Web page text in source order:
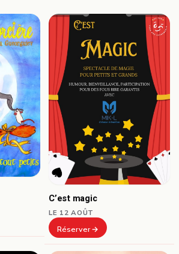
C’est magic
LE 12 AOÛT
Réserver